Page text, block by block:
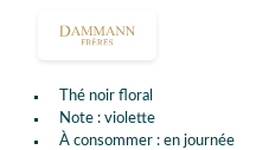
Thé noir floral
Note : violette
À consommer : en journée